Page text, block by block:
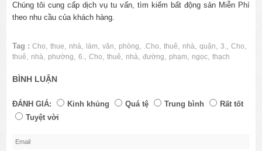
Chúng tôi cung cấp dịch vụ tu vấn, tìm kiếm bất động sản Miễn Phí
theo nhu cầu của khách hàng.
Tag : Cho,thue, nhà, làm,văn, phòng, .Cho,thuê, nhà,quận,3.,Cho,
thuê, nhà, phường,6.,Cho,thuê, nhà,đường, phạm, ngọc,thạch
BÌNH LUẬN
ĐÁNH GIÁ: Kinh khủng Quá tệ Trung bình
Rất tốt
Tuyệt vời